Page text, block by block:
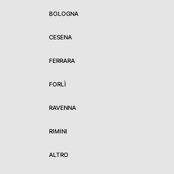
BOLOGNA
CESENA
FERRARA
FORLÌ
RAVENNA
RIMINI
ALTRO